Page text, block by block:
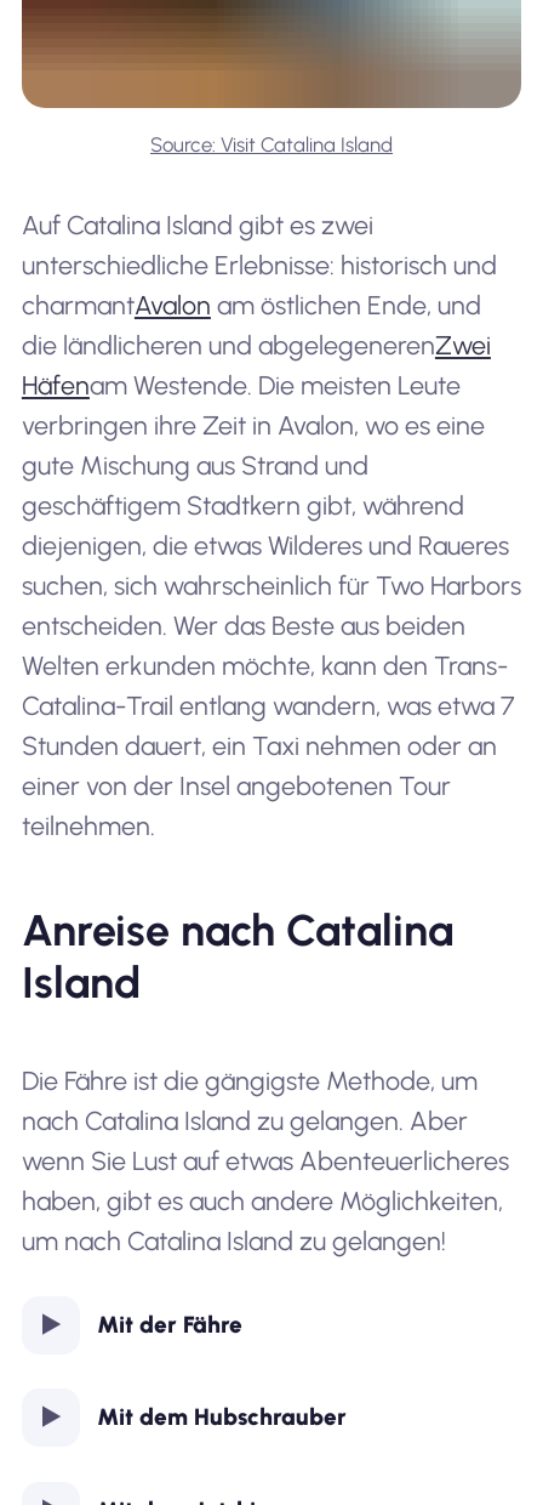
Source: Visit Catalina Island
Auf Catalina Island gibt es zwei
unterschiedliche Erlebnisse: historisch und
charmantAvalon am östlichen Ende, und
die ländlicheren und abgelegenerenZwei
Häfenam Westende. Die meisten Leute
verbringen ihre Zeit in Avalon, wo es eine
gute Mischung aus Strand und
geschäftigem Stadtkern gibt, während
diejenigen, die etwas Wilderes und Raueres
suchen, sich wahrscheinlich für Two Harbors
entscheiden. Wer das Beste aus beiden
Welten erkunden möchte, kann den Trans-
Catalina-Trail entlang wandern, was etwa 7
Stunden dauert, ein Taxi nehmen oder an
einer von der Insel angebotenen Tour
teilnehmen.
Anreise nach Catalina
Island
Die Fähre ist die gängigste Methode, um
nach Catalina Island zu gelangen. Aber
wenn Sie Lust auf etwas Abenteuerlicheres
haben, gibt es auch andere Möglichkeiten,
um nach Catalina Island zu gelangen!
Mit der Fähre
Mit dem Hubschrauber